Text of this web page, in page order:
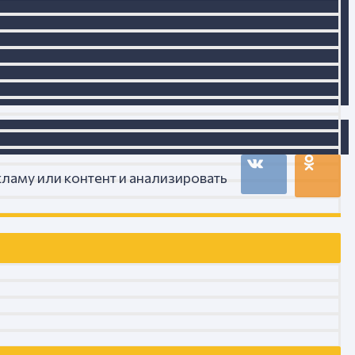
или контент и анализировать